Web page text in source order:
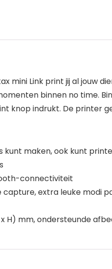
mini Link print jij al jouw
binnen no time.
knop indrukt. De printer
maken, ook kunt
connectiviteit
extra leuke modi
H) mm, ondersteunde